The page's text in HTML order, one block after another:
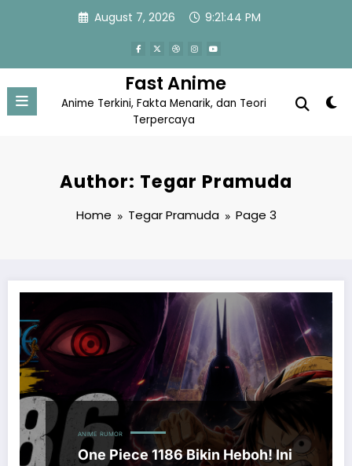
August 7, 2026 9:21:45 PM
Fast Anime
Anime Terkini, Fakta Menarik, dan Teori
Terpercaya
Author: Tegar Pramuda
Home Tegar Pramuda Page 3
ANIME RUMOR
One Piece 1186 Bikin Heboh! Ini